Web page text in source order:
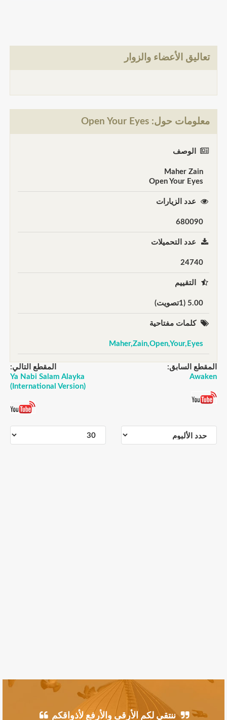
تعاليق الأعضاء والزوار
معلومات حول: Open Your Eyes
الوصف
Maher Zain
Open Your Eyes
عدد الزيارات
680090
عدد التحميلات
24740
التقييم
5.00 (1تصويت)
كلمات مفتاحية
Maher,Zain,Open,Your,Eyes
المقطع السابق:
Awaken
المقطع التالي:
Ya Nabi Salam Alayka
(International Version)
ننتقي لكم الأرقى والأرفع لأذواقكم